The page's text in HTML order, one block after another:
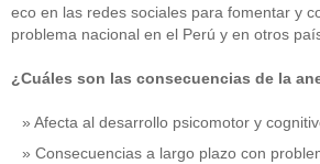
eco en las redes sociales para fomentar y
problema nacional en el Perú y en otros
¿Cuáles son las consecuencias de la
Afecta al desarrollo psicomotor y
Consecuencias a largo plazo con